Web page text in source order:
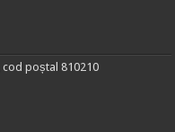
cod poștal 810210